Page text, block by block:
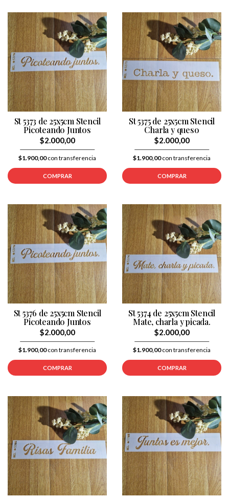
St 5373 de 25x5cm Stencil
Picoteando Juntos
$2.000,00
$1.900,00con transferencia
COMPRAR
St 5375 de 25x5cm Stencil
Charla y queso
$2.000,00
$1.900,00con transferencia
COMPRAR
St 5376 de 25x5cm Stencil
Picoteando Juntos
$2.000,00
$1.900,00con transferencia
COMPRAR
St 5374 de 25x5cm Stencil
Mate, charla y picada.
$2.000,00
$1.900,00con transferencia
COMPRAR